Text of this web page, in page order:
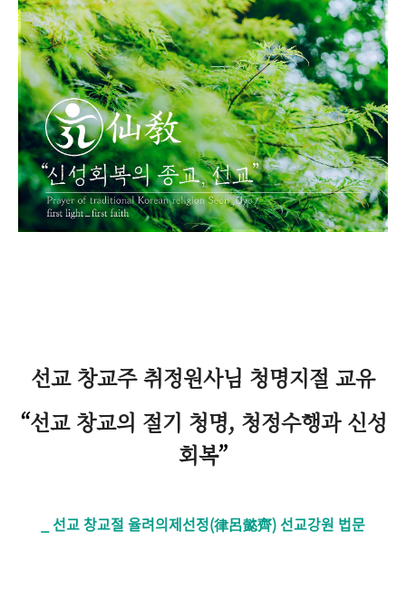
선교 창교주 취정원사님 청명지절 교유
“선교 창교의 절기 청명, 청정수행과 신성
회복”
_ 선교 창교절 율려의제선정(律呂懿齊) 선교강원 법문